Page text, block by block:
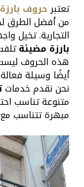
تعتبر حروف
من أفضل الطرق
التجارية. تخيل
بارزة مضيئة
هذه الحروف
أيضًا وسيلة
نحن نقدم خدمات
متنوعة تناسب
مبهرة تتناسب